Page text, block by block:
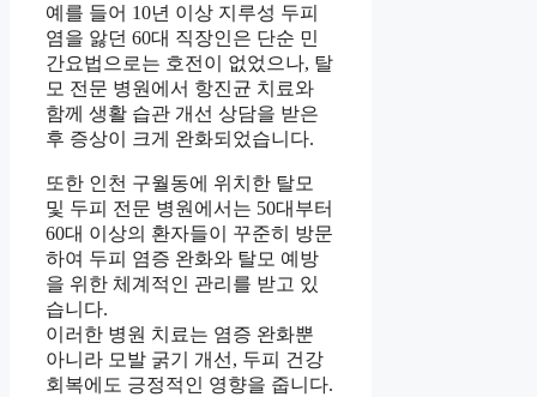
예를 들어 10년 이상 지루성 두피
염을 앓던 60대 직장인은 단순 민
간요법으로는 호전이 없었으나, 탈
모 전문 병원에서 항진균 치료와
함께 생활 습관 개선 상담을 받은
후 증상이 크게 완화되었습니다.
또한 인천 구월동에 위치한 탈모
및 두피 전문 병원에서는 50대부터
60대 이상의 환자들이 꾸준히 방문
하여 두피 염증 완화와 탈모 예방
을 위한 체계적인 관리를 받고 있
습니다.
이러한 병원 치료는 염증 완화뿐
아니라 모발 굵기 개선, 두피 건강
회복에도 긍정적인 영향을 줍니다.